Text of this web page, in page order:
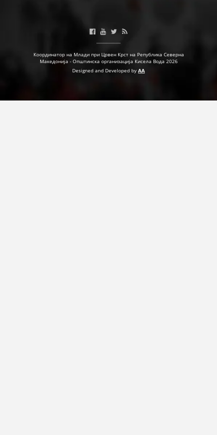
ПРИРАЧНИЦИ
ЕДУКАТИВНО ИНФОРМАТИВНИ МАТЕРИЈАЛИ
Координатор на Млади при Црвен Крст на Република Северна
Македонија - Општинска организација Кисела Вода 2026
Designed and Developed by AA